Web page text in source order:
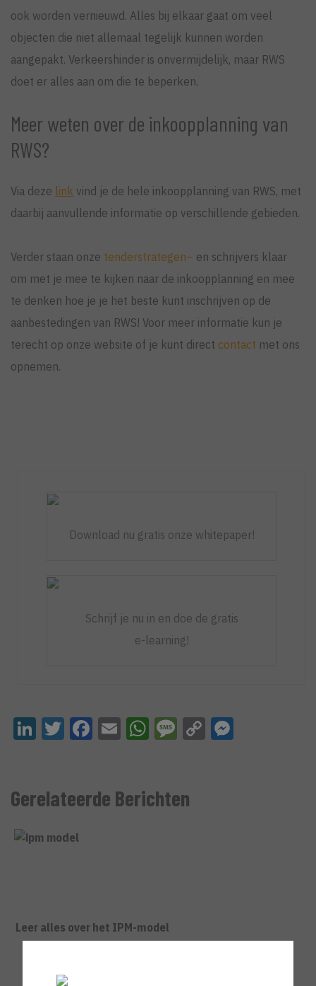
ook worden vernieuwd. Alles bij elkaar gaat om veel
objecten die niet allemaal tegelijk kunnen worden
aangepakt. Verkeershinder is onvermijdelijk, maar RWS
doet er alles aan om die te beperken.
Meer weten over de inkoopplanning van
RWS?
Via deze link vind je de hele inkoopplanning van RWS, met
daarbij aanvullende informatie op verschillende gebieden.
Verder staan onze tenderstrategen– en schrijvers klaar
om met je mee te kijken naar de inkoopplanning en mee
te denken hoe je je het beste kunt inschrijven op de
aanbestedingen van RWS! Voor meer informatie kun je
terecht op onze website of je kunt direct contact met ons
opnemen.
Download nu gratis onze whitepaper!
Schrijf je nu in en doe de gratis
e-learning!
LinkedIn
TwitterFacebook
EmailWhatsApp
Message
Copy
Gerelateerde Berichten
Leer alles over het IPM-model